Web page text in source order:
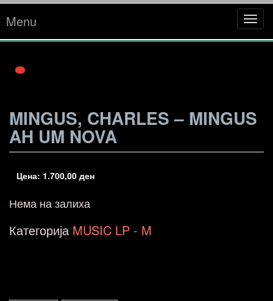
Menu
MINGUS, CHARLES – MINGUS
AH UM NOVA
Цена: 1.700,00 ден
Нема на залиха
Категорија MUSIC LP - M